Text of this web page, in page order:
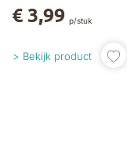
€ 3,99 p/stuk
Bekijk product